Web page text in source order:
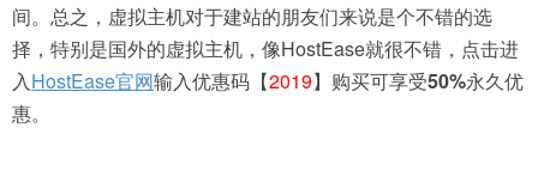
间。总之，虚拟主机对于建站的朋友们来说是个不错的选
择，特别是国外的虚拟主机，像HostEase就很不错，点击进
入HostEase官网输入优惠码【2019】购买可享受50%永久优
惠。